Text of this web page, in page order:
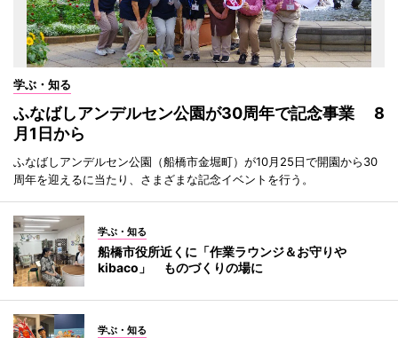
学ぶ・知る
ふなばしアンデルセン公園が30周年で記念事業 8
月1日から
ふなばしアンデルセン公園（船橋市金堀町）が10月25日で開園から30
周年を迎えるに当たり、さまざまな記念イベントを行う。
学ぶ・知る
船橋市役所近くに「作業ラウンジ＆お守りや
kibaco」 ものづくりの場に
学ぶ・知る